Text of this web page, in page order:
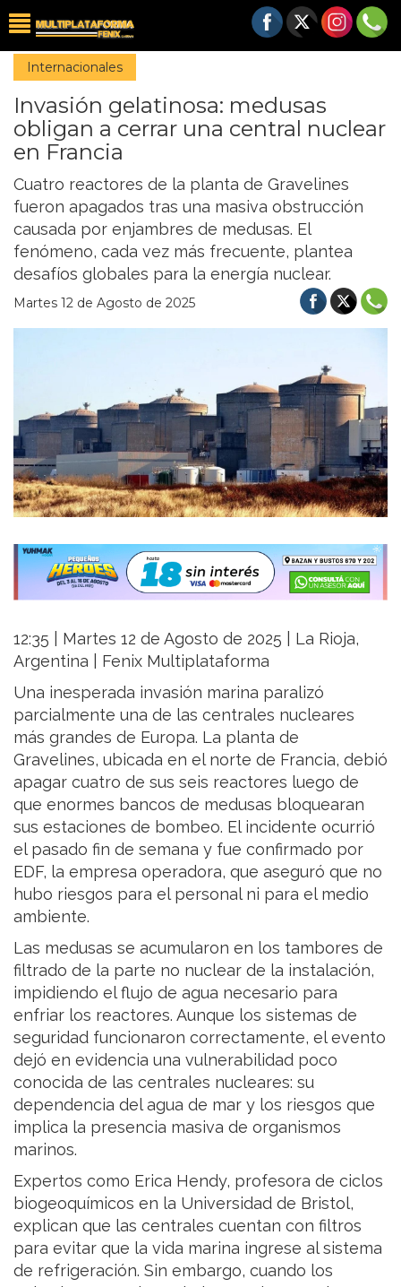
Internacionales
Invasión gelatinosa: medusas
obligan a cerrar una central nuclear
en Francia
Cuatro reactores de la planta de Gravelines
fueron apagados tras una masiva obstrucción
causada por enjambres de medusas. El
fenómeno, cada vez más frecuente, plantea
desafíos globales para la energía nuclear.
Martes 12 de Agosto de 2025
12:35 | Martes 12 de Agosto de 2025 | La Rioja,
Argentina | Fenix Multiplataforma
Una inesperada invasión marina paralizó
parcialmente una de las centrales nucleares
más grandes de Europa. La planta de
Gravelines, ubicada en el norte de Francia, debió
apagar cuatro de sus seis reactores luego de
que enormes bancos de medusas bloquearan
sus estaciones de bombeo. El incidente ocurrió
el pasado fin de semana y fue confirmado por
EDF, la empresa operadora, que aseguró que no
hubo riesgos para el personal ni para el medio
ambiente.
Las medusas se acumularon en los tambores de
filtrado de la parte no nuclear de la instalación,
impidiendo el flujo de agua necesario para
enfriar los reactores. Aunque los sistemas de
seguridad funcionaron correctamente, el evento
dejó en evidencia una vulnerabilidad poco
conocida de las centrales nucleares: su
dependencia del agua de mar y los riesgos que
implica la presencia masiva de organismos
marinos.
Expertos como Erica Hendy, profesora de ciclos
biogeoquímicos en la Universidad de Bristol,
explican que las centrales cuentan con filtros
para evitar que la vida marina ingrese al sistema
de refrigeración. Sin embargo, cuando los